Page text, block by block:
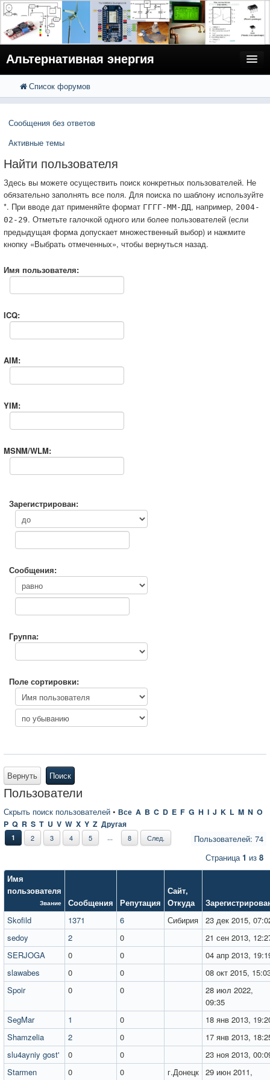
Альтернативная энергия
FAQ
Вход
Расширенный поиск
Список форумов
Сообщения без ответов
Активные темы
Найти пользователя
Здесь вы можете осуществить поиск конкретных пользователей. Не
обязательно заполнять все поля. Для поиска по шаблону используйте
*. При вводе дат применяйте формат ГГГГ-ММ-ДД, например, 2004-
02-29. Отметьте галочкой одного или более пользователей (если
предыдущая форма допускает множественный выбор) и нажмите
кнопку «Выбрать отмеченных», чтобы вернуться назад.
Имя пользователя:
ICQ:
AIM:
YIM:
MSNM/WLM:
Зарегистрирован:
Сообщения:
Группа:
Поле сортировки:
Вернуть Поиск
Пользователи
Скрыть поиск пользователей • Все A B C D E F G H I J K L M N O
P Q R S T U V W X Y Z Другая
Пользователей: 74
1 2 3 4 5 ... 8 След.
Страница1 из 8
Имя
пользователя
Звание Сообщения Репутация
Сайт,
Откуда
Skofild
1371 6 Сибирия
23 дек 2015,
sedoy
2 0
21 сен 2013,
SERJOGA
0 0
04 апр 2013,
slawabes
0 0
08 окт 2015,
Spoir
0 0
28 июл 2022,
09:35
SegMar
1 0
18 янв 2013,
Shamzelia
2 0
17 янв 2013,
slu4ayniy gost'
0 0
23 ноя 2013,
Starmen
0 0
г.Донецк 29 июн 2011,